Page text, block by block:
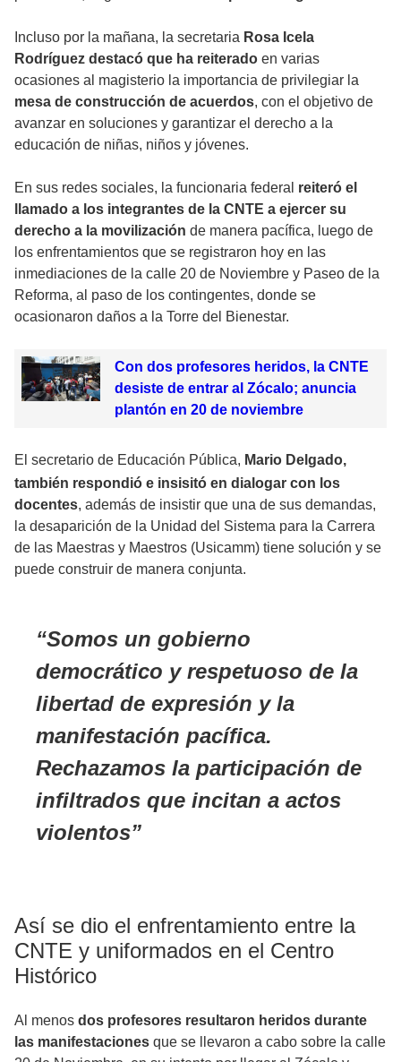
Incluso por la mañana, la secretaria Rosa Icela
Rodríguez destacó que ha reiterado en varias
ocasiones al magisterio la importancia de privilegiar la
mesa de construcción de acuerdos, con el objetivo de
avanzar en soluciones y garantizar el derecho a la
educación de niñas, niños y jóvenes.
En sus redes sociales, la funcionaria federal reiteró el
llamado a los integrantes de la CNTE a ejercer su
derecho a la movilización de manera pacífica, luego de
los enfrentamientos que se registraron hoy en las
inmediaciones de la calle 20 de Noviembre y Paseo de la
Reforma, al paso de los contingentes, donde se
ocasionaron daños a la Torre del Bienestar.
Con dos profesores heridos, la CNTE
desiste de entrar al Zócalo; anuncia
plantón en 20 de noviembre
El secretario de Educación Pública, Mario Delgado,
también respondió e insisitó en dialogar con los
docentes, además de insistir que una de sus demandas,
la desaparición de la Unidad del Sistema para la Carrera
de las Maestras y Maestros (Usicamm) tiene solución y se
puede construir de manera conjunta.
Somos un gobierno
democrático y respetuoso de la
libertad de expresión y la
manifestación pacífica.
Rechazamos la participación de
infiltrados que incitan a actos
violentos
Así se dio el enfrentamiento entre la
CNTE y uniformados en el Centro
Histórico
Al menos dos profesores resultaron heridos durante
las manifestaciones que se llevaron a cabo sobre la calle